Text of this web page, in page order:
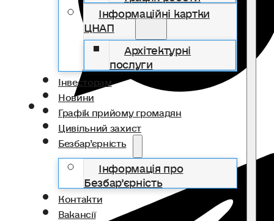
Інформаційні картки
ЦНАП
Архітектурні
послуги
Інвесторам
Новини
Графік прийому громадян
Цивільний захист
Безбар’єрність
Інформація про
Безбар’єрність
Контакти
Вакансії